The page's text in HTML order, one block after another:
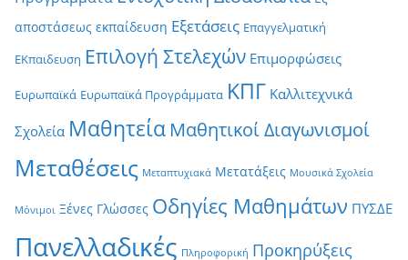
αποστάσεως εκπαίδευση Εξετάσεις Επαγγελματική
ΕΚπαιδευση Επιλογή Στελεχών Επιμορφώσεις
Ευρωπαϊκά Ευρωπαϊκά Προγράμματα ΚΠΓ Καλλιτεχνικά
Σχολεία Μαθητεία Μαθητικοί Διαγωνισμοί
Μεταθέσεις Μεταπτυχιακά Μετατάξεις Μουσικά Σχολεία
Μόνιμοι Ξένες Γλώσσες Οδηγίες Μαθημάτων ΠΥΣΔΕ
Πανελλαδικές Πληροφορική Προκηρύξεις